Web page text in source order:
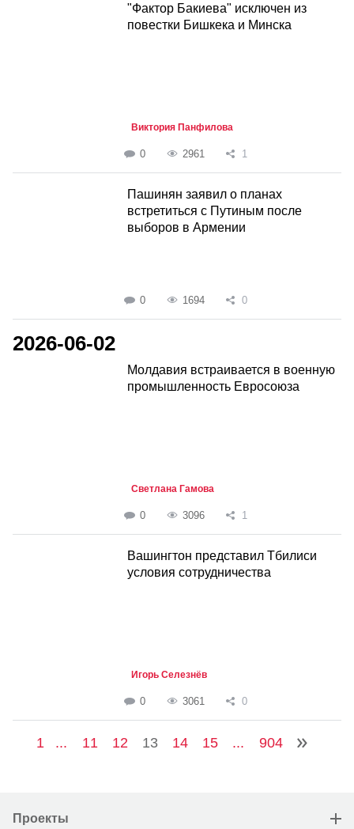
"Фактор Бакиева" исключен из
повестки Бишкека и Минска
Виктория Панфилова
0 2961 1
Пашинян заявил о планах
встретиться с Путиным после
выборов в Армении
0 1694 0
2026-06-02
Молдавия встраивается в военную
промышленность Евросоюза
Светлана Гамова
0 3096 1
Вашингтон представил Тбилиси
условия сотрудничества
Игорь Селезнёв
0 3061 0
1 ... 11 12 13 14 15 ... 904
Проекты